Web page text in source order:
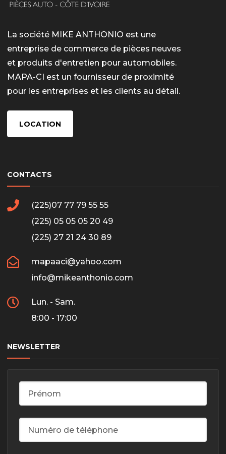
La société MIKE ANTHONIO est une
entreprise de commerce de pièces neuves
et produits d'entretien pour automobiles.
MAPA-CI est un fournisseur de proximité
pour les entreprises et les clients au détail.
LOCATION
CONTACTS
(225)07 77 79 55 55
(225) 05 05 05 20 49
(225) 27 21 24 30 89
mapaaci@yahoo.com
info@mikeanthonio.com
Lun. - Sam.
8:00 - 17:00
NEWSLETTER